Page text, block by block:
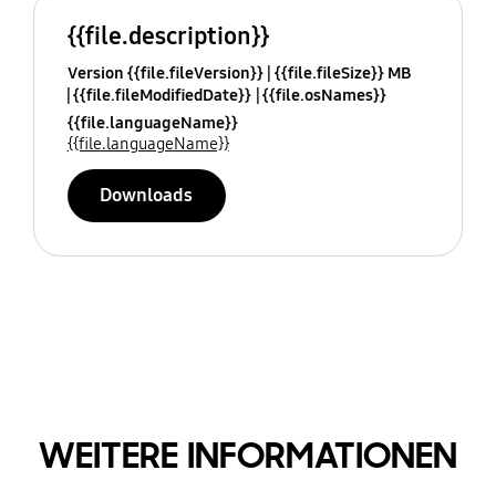
{{file.description}}
Version {{file.fileVersion}} {{file.fileSize}} MB
{{file.fileModifiedDate}} {{file.osNames}}
{{file.languageName}}
{{file.languageName}}
Downloads
WEITERE INFORMATIONEN